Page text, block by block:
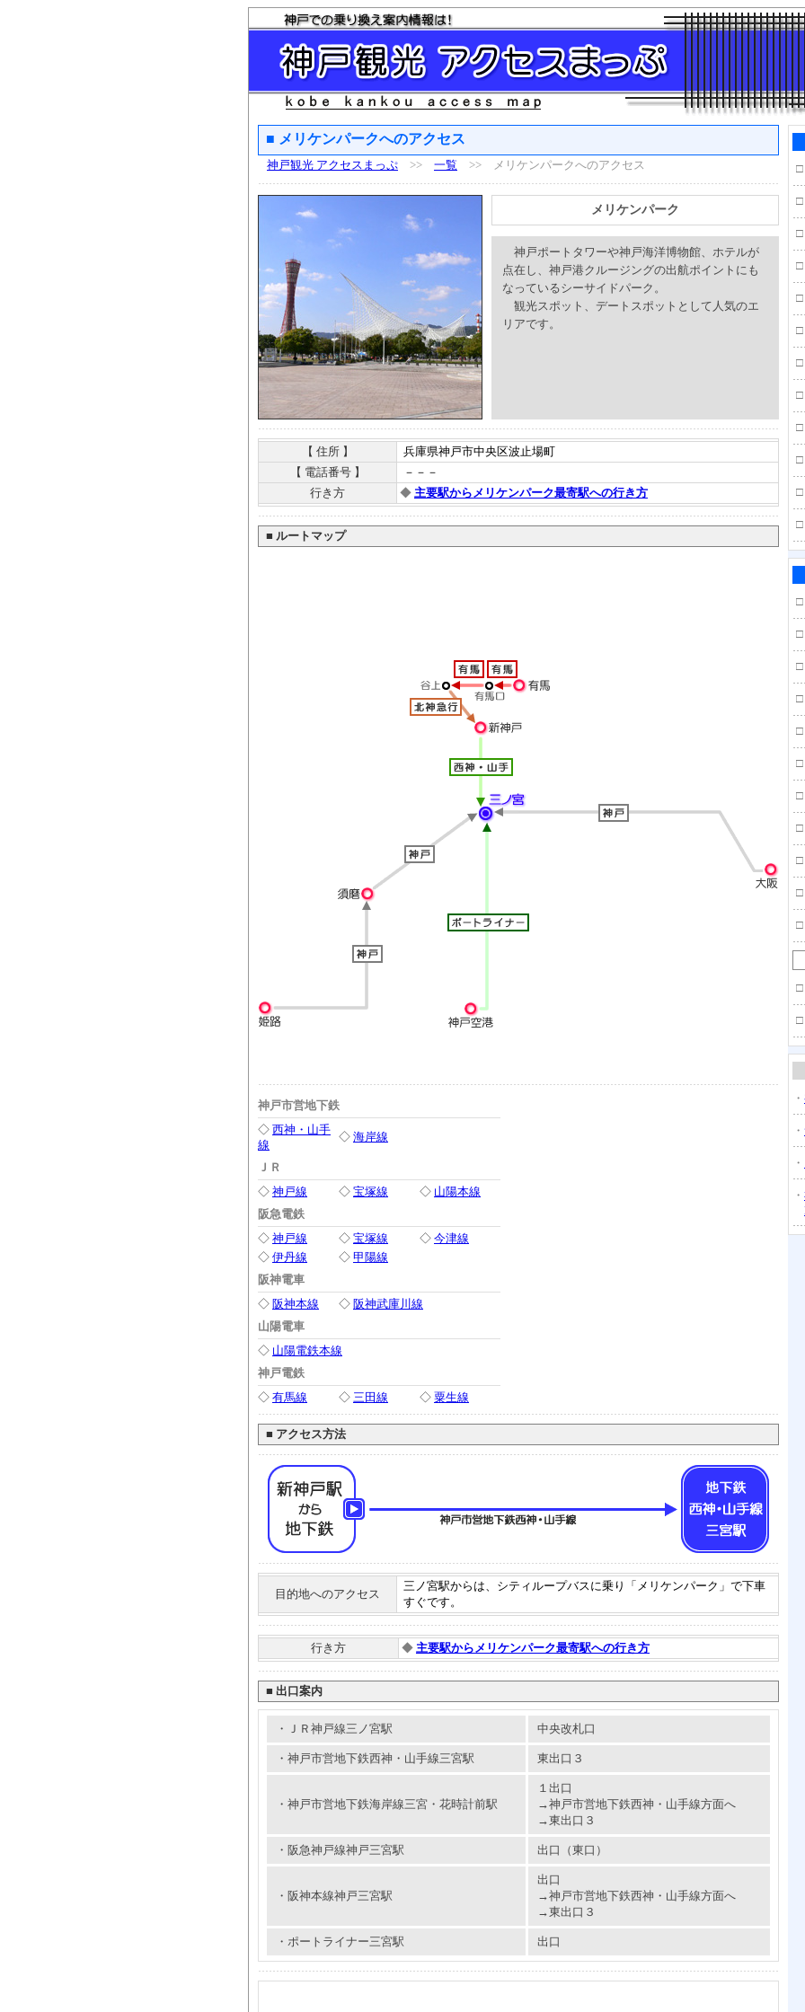
■ メリケンパークへのアクセス
神戸観光 アクセスまっぷ >> 一覧 >> メリケンパークへのアクセス
メリケンパーク
神戸ポートタワーや神戸海洋博物館、ホテルが
点在し、神戸港クルージングの出航ポイントにも
なっているシーサイドパーク。
観光スポット、デートスポットとして人気のエ
リアです。
【 住所 】
兵庫県神戸市中央区波止場町
【 電話番号 】
－－－
行き方
◆ 主要駅からメリケンパーク最寄駅への行き方
■ ルートマップ
神戸市営地下鉄
◇ 西神・山手
線
◇ 海岸線
ＪＲ
◇ 神戸線 ◇ 宝塚線 ◇ 山陽本線
阪急電鉄
◇ 神戸線 ◇ 宝塚線 ◇ 今津線
◇ 伊丹線 ◇ 甲陽線
阪神電車
◇ 阪神本線 ◇ 阪神武庫川線
山陽電車
◇ 山陽電鉄本線
神戸電鉄
◇ 有馬線 ◇ 三田線 ◇ 粟生線
■ アクセス方法
目的地へのアクセス
三ノ宮駅からは、シティループバスに乗り「メリケンパーク」で下車
すぐです。
行き方 ◆ 主要駅からメリケンパーク最寄駅への行き方
■ 出口案内
・ＪＲ神戸線三ノ宮駅 中央改札口
・神戸市営地下鉄西神・山手線三宮駅 東出口３
・神戸市営地下鉄海岸線三宮・花時計前駅
１出口
→神戸市営地下鉄西神・山手線方面へ
→東出口３
・阪急神戸線神戸三宮駅 出口（東口）
・阪神本線神戸三宮駅
出口
→神戸市営地下鉄西神・山手線方面へ
→東出口３
・ポートライナー三宮駅 出口
□
□
□
□
□
□
□
□
□
□
□
□
□
□
□
□
□
□
□
□
□
□
□
□
□
・
・
・
・